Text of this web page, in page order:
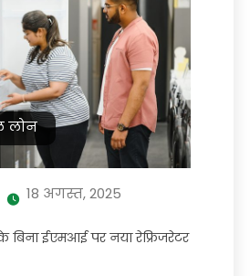
लोन
18 अगस्त, 2025
के बिना ईएमआई पर नया रेफ्रिजरेटर